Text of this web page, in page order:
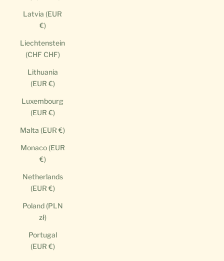
Latvia (EUR
€)
Liechtenstein
(CHF CHF)
Lithuania
(EUR €)
Luxembourg
(EUR €)
Malta (EUR €)
Monaco (EUR
€)
Netherlands
(EUR €)
Poland (PLN
zł)
Portugal
(EUR €)